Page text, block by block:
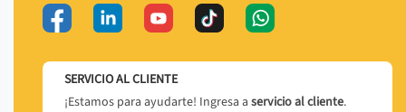
SERVICIO AL CLIENTE
¡Estamos para ayudarte! Ingresa a servicio al cliente.